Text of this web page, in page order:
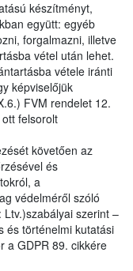
készítményt,
együtt: egyéb
forgalmazni, illetve
vétel után lehet.
vétele iránti
képviselőjük
FVM rendelet 12.
felsorolt
követően az
és
a
védelméről szóló
szerint –
és történelmi kutatási
a GDPR 89. cikkére